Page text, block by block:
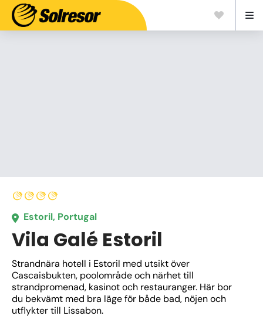
Estoril, Portugal
Vila Galé Estoril
Strandnära hotell i Estoril med utsikt över
Cascaisbukten, poolområde och närhet till
strandpromenad, kasinot och restauranger. Här bor
du bekvämt med bra läge för både bad, nöjen och
utflykter till Lissabon.